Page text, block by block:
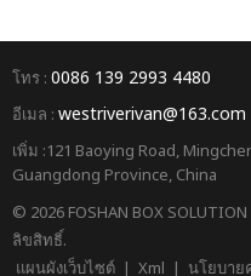
A/B/C/E กาว PVA ความเร็วหัวเย็บ
1200 ฝีเข็ม/สูงสุด หัวเย็บ ประเภท
ลวดเย็บกระดาษ ความกว้าง: 1.95
มม. (+/- 0.05 มม.), ความหนา:
0.75 มม. (+/- 0.03 มม.) ระยะเย็บ
ความลาดเอียงของตะเข็บ 45º พลัง
ทั้งหมด จะแจ้งให้ทราบภายหลัง
แรงดันไฟฟ้า 380V, 50HZ, 3เฟส
โทร : 0086 139 2993 4480
อีเมล : westriverivan@163.com
เพิ่ม :121 Baoying Road,
Guangdong Province, China
© 2026 FOSHAN BOX
ลิขสิทธิ์.
แผนผังเว็บไซต์ | Xml | นโยบาย